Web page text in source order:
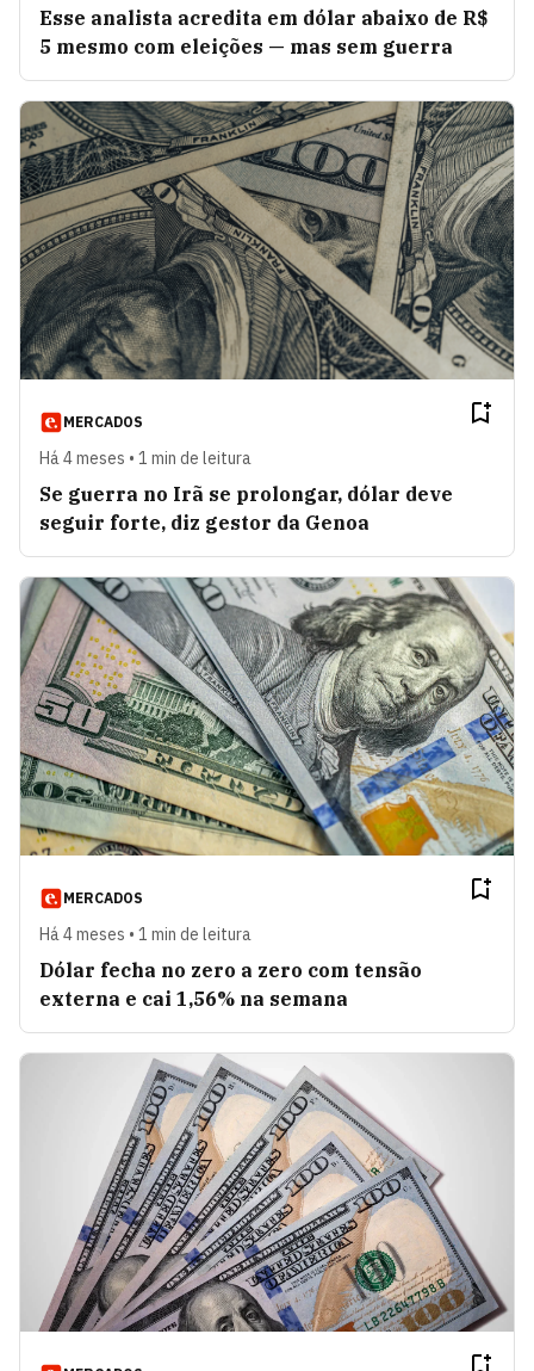
Esse analista acredita em dólar abaixo de R$
5 mesmo com eleições — mas sem guerra
MERCADOS
Há 4 meses • 1 min de leitura
Se guerra no Irã se prolongar, dólar deve
seguir forte, diz gestor da Genoa
MERCADOS
Há 4 meses • 1 min de leitura
Dólar fecha no zero a zero com tensão
externa e cai 1,56% na semana